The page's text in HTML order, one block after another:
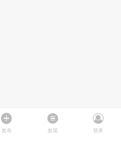
发布 发现 登录